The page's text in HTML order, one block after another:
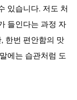
있습니다. 저도 처
들인다는 과정 자
한번 편안함의 맛
에는 습관처럼 도